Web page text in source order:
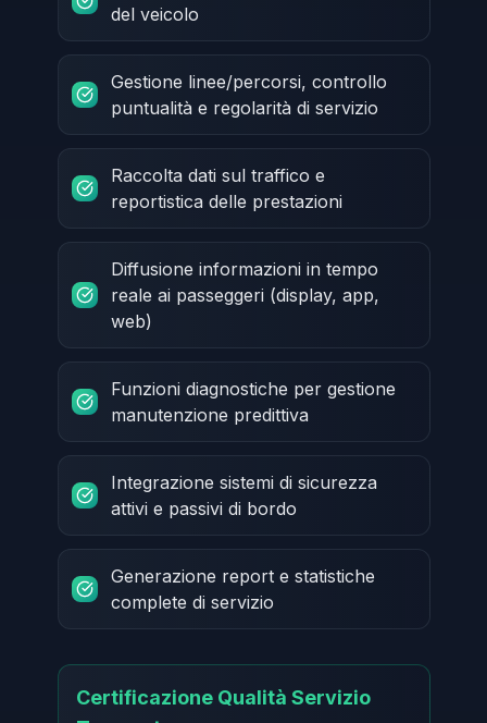
del veicolo
Gestione linee/percorsi, controllo
puntualità e regolarità di servizio
Raccolta dati sul traffico e
reportistica delle prestazioni
Diffusione informazioni in tempo
reale ai passeggeri (display, app,
web)
Funzioni diagnostiche per gestione
manutenzione predittiva
Integrazione sistemi di sicurezza
attivi e passivi di bordo
Generazione report e statistiche
complete di servizio
Certificazione Qualità Servizio